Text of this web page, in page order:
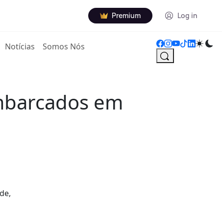
Premium Log in
Notícias Somos Nós
em